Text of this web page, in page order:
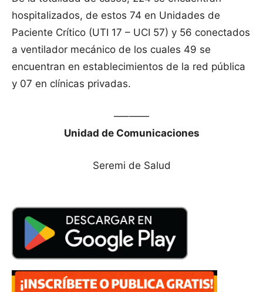
hospitalizados, de estos 74 en Unidades de
Paciente Crítico (UTI 17 – UCI 57) y 56 conectados
a ventilador mecánico de los cuales 49 se
encuentran en establecimientos de la red pública
y 07 en clínicas privadas.
—–——
Unidad de Comunicaciones
Seremi de Salud